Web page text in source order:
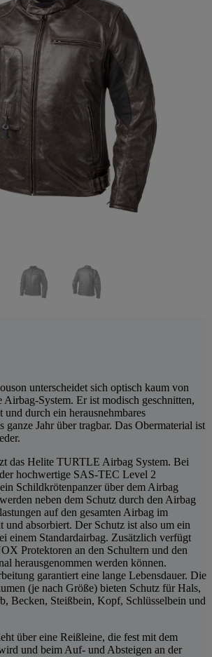
unterscheidet sich optisch kaum von
Airbag-System. Er ist modisch geschnitten,
durch ein herausnehmbares
ganze Jahr über tragbar. Das Obermaterial ist
das Helite TURTLE Airbag System. Bei
hochwertige SAS-TEC Level 2
Schildkrötenpanzer über dem Airbag
neben dem Schutz durch den Airbag
auf den gesamten Airbag im
und absorbiert. Der Schutz ist also um ein
einem Standardairbag. Zusätzlich verfügt
Protektoren an den Schultern und den
herausgenommen werden können.
garantiert eine lange Lebensdauer. Die
(je nach Größe) bieten Schutz für Hals,
Becken, Steißbein, Kopf, Schlüsselbein und
über eine Reißleine, die fest mit dem
und beim Auf- und Absteigen an der